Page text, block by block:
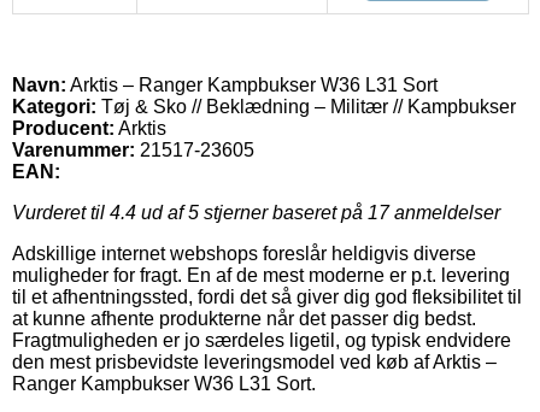
Navn: Arktis – Ranger Kampbukser W36 L31 Sort
Kategori: Tøj & Sko // Beklædning – Militær // Kampbukser
Producent: Arktis
Varenummer: 21517-23605
EAN:
Vurderet til 4.4 ud af 5 stjerner baseret på 17anmeldelser
Adskillige internet webshops foreslår heldigvis diverse
muligheder for fragt. En af de mest moderne er p.t. levering
til et afhentningssted, fordi det så giver dig god fleksibilitet til
at kunne afhente produkterne når det passer dig bedst.
Fragtmuligheden er jo særdeles ligetil, og typisk endvidere
den mest prisbevidste leveringsmodel ved køb af Arktis –
Ranger Kampbukser W36 L31 Sort.